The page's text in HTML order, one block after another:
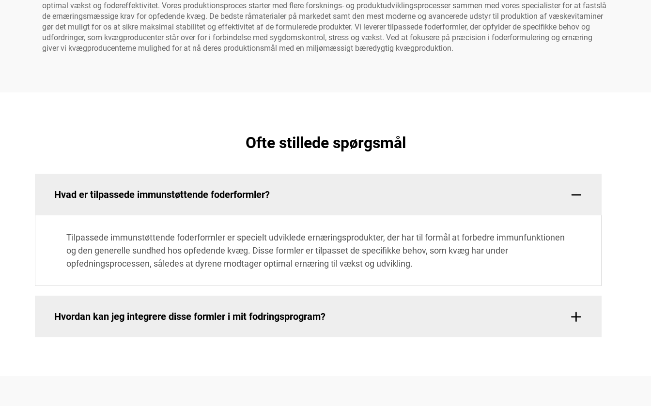
optimal vækst og fodereffektivitet. Vores produktionsproces starter med flere forsknings- og produktudviklingsprocesser sammen med vores specialister for at fastslå
de ernæringsmæssige krav for opfedende kvæg. De bedste råmaterialer på markedet samt den mest moderne og avancerede udstyr til produktion af væskevitaminer
gør det muligt for os at sikre maksimal stabilitet og effektivitet af de formulerede produkter. Vi leverer tilpassede foderformler, der opfylder de specifikke behov og
udfordringer, som kvægproducenter står over for i forbindelse med sygdomskontrol, stress og vækst. Ved at fokusere på præcision i foderformulering og ernæring
giver vi kvægproducenterne mulighed for at nå deres produktionsmål med en miljømæssigt bæredygtig kvægproduktion.
Ofte stillede spørgsmål
Hvad er tilpassede immunstøttende foderformler?
Tilpassede immunstøttende foderformler er specielt udviklede ernæringsprodukter, der har til formål at forbedre immunfunktionen
og den generelle sundhed hos opfedende kvæg. Disse formler er tilpasset de specifikke behov, som kvæg har under
opfedningsprocessen, således at dyrene modtager optimal ernæring til vækst og udvikling.
Hvordan kan jeg integrere disse formler i mit fodringsprogram?